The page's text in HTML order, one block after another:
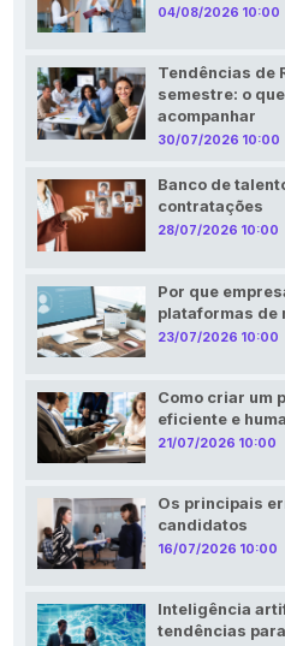
04/08/2026 10:00
Tendências de
semestre: o
acompanhar
30/07/2026 10:00
Banco de
contratações
28/07/2026 10:00
Por que
plataformas de
23/07/2026 10:00
Como criar um
eficiente e
21/07/2026 10:00
Os principais
candidatos
16/07/2026 10:00
Inteligência
tendências